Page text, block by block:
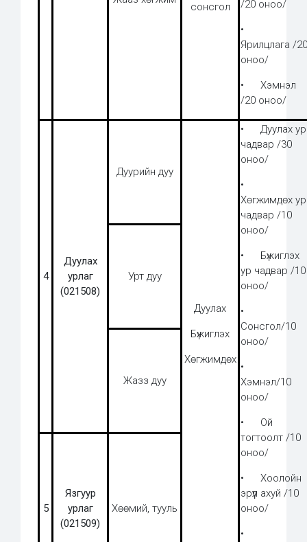
сонсгол /20 оноо/
•
Ярилцлага /20
оноо/
• Хэмнэл
/20 оноо/
4
Дуулах
урлаг
(021508)
Дуурийн дуу
Дуулах
Бүжиглэх
Хөгжимдөх
• Дуулах ур
чадвар /30
оноо/
•
Хөгжимдөх ур
чадвар /10
оноо/
• Бүжиглэх
ур чадвар /10
оноо/
•
Сонсгол/10
оноо/
•
Хэмнэл/10
оноо/
• Ой
тогтоолт /10
оноо/
• Хоолойн
эрүүл ахуй /10
оноо/
•
Урт дуу
Жазз дуу
5
Язгуур
урлаг
(021509)
Хөөмий, тууль